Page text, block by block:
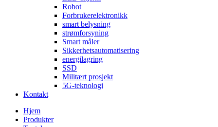
Robot
Forbrukerelektronikk
smart belysning
strømforsyning
Smart måler
Sikkerhetsautomatisering
energilagring
SSD
Militært prosjekt
5G-teknologi
Kontakt
Hjem
Produkter